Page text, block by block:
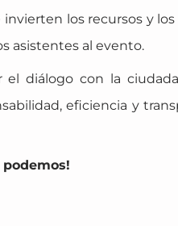
los recursos y
asistentes al evento.
el diálogo con la
eficiencia y
podemos!